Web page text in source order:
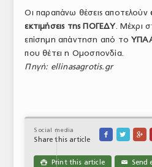
Οι παραπάνω θέσεις αποτελούν
εκτιμήσεις της ΠΟΓΕΔΥ. Μέχρι
επίσημη απάντηση από το
που θέτει η Ομοσπονδία.
Πηγή: ellinasagrotis.gr
Social media
Share this article
  
 Print this article ✉ Send